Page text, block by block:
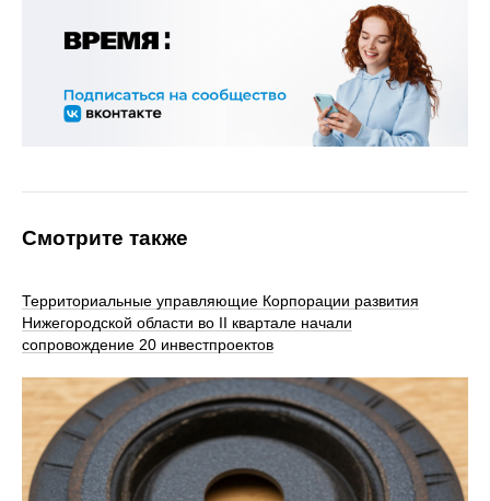
Смотрите также
Территориальные управляющие Корпорации развития
Нижегородской области во II квартале начали
сопровождение 20 инвестпроектов